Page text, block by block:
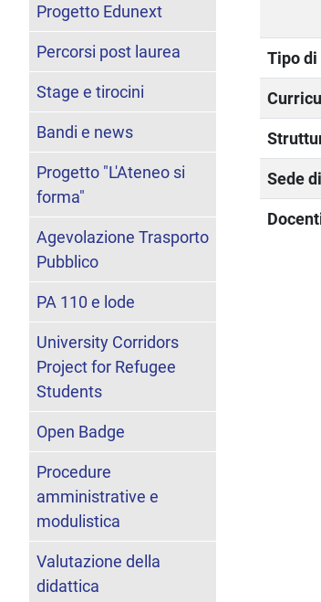
Tipo di
Sede
Progetto Edunext
Percorsi post laurea
Stage e tirocini
Bandi e news
Progetto "L'Ateneo si
forma"
Agevolazione Trasporto
Pubblico
PA 110 e lode
University Corridors
Project for Refugee
Students
Open Badge
Procedure
amministrative e
modulistica
Valutazione della
didattica